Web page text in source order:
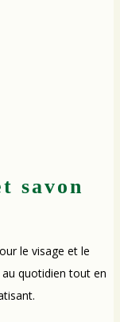
savon
le visage et le
quotidien tout en